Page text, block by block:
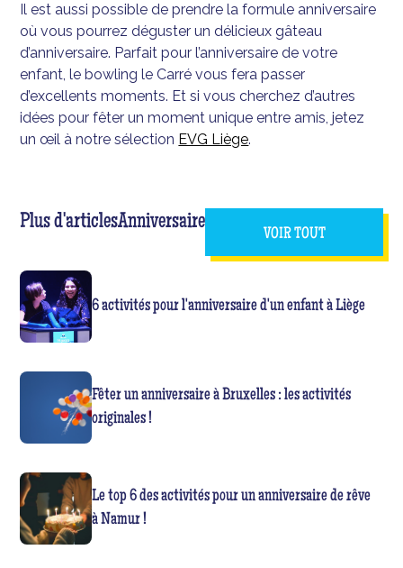
Il est aussi possible de prendre la formule anniversaire
où vous pourrez déguster un délicieux gâteau
d’anniversaire. Parfait pour l’anniversaire de votre
enfant, le bowling le Carré vous fera passer
d’excellents moments. Et si vous cherchez d’autres
idées pour fêter un moment unique entre amis, jetez
un œil à notre sélection EVG Liège.
Plus d'articlesAnniversaire
VOIR TOUT
6 activités pour l'anniversaire d'un enfant à Liège
Fêter un anniversaire à Bruxelles : les activités
originales !
Le top 6 des activités pour un anniversaire de rêve
à Namur !